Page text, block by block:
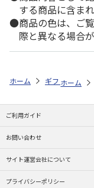
する商品に含ま
商品の色は、ご
際と異なる場合が
ホーム ギフトストア
ホーム
ご利用ガイド
お問い合わせ
サイト運営会社について
プライバシーポリシー